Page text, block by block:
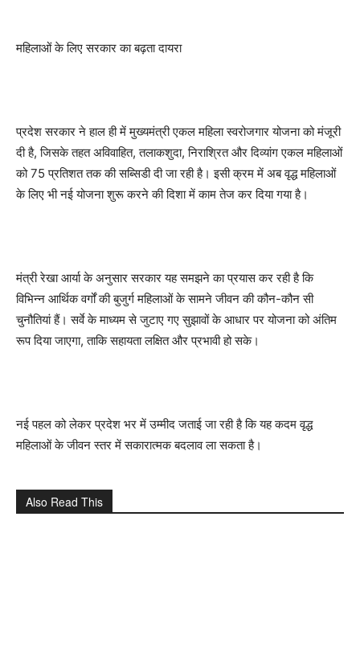
महिलाओं के लिए सरकार का बढ़ता दायरा
प्रदेश सरकार ने हाल ही में मुख्यमंत्री एकल महिला स्वरोजगार योजना को मंजूरी
दी है, जिसके तहत अविवाहित, तलाकशुदा, निराश्रित और दिव्यांग एकल महिलाओं
को 75 प्रतिशत तक की सब्सिडी दी जा रही है। इसी क्रम में अब वृद्ध महिलाओं
के लिए भी नई योजना शुरू करने की दिशा में काम तेज कर दिया गया है।
मंत्री रेखा आर्या के अनुसार सरकार यह समझने का प्रयास कर रही है कि
विभिन्न आर्थिक वर्गों की बुजुर्ग महिलाओं के सामने जीवन की कौन-कौन सी
चुनौतियां हैं। सर्वे के माध्यम से जुटाए गए सुझावों के आधार पर योजना को अंतिम
रूप दिया जाएगा, ताकि सहायता लक्षित और प्रभावी हो सके।
नई पहल को लेकर प्रदेश भर में उम्मीद जताई जा रही है कि यह कदम वृद्ध
महिलाओं के जीवन स्तर में सकारात्मक बदलाव ला सकता है।
Also Read This